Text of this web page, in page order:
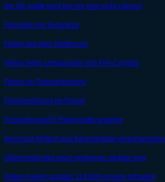
die SK grafik geht bei mir iwie nicht (steam)
Fahrstuhl ins Schwarze
Fehler bei dem Waffenrad
Fehler beim Umwandeln von Fire Crystals
Fehler im Schmiedemenü
Fehlermeldung im Forum
Forenübersicht? Fehlerhafte anzeige
freund ist einfach aus freundesliste verschwunden
Gildenhallenteil nach gestrigem update weg
Gilden hallen update: 113.000 crowns schaden